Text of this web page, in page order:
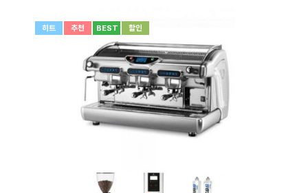
히트 추천 BEST 할인